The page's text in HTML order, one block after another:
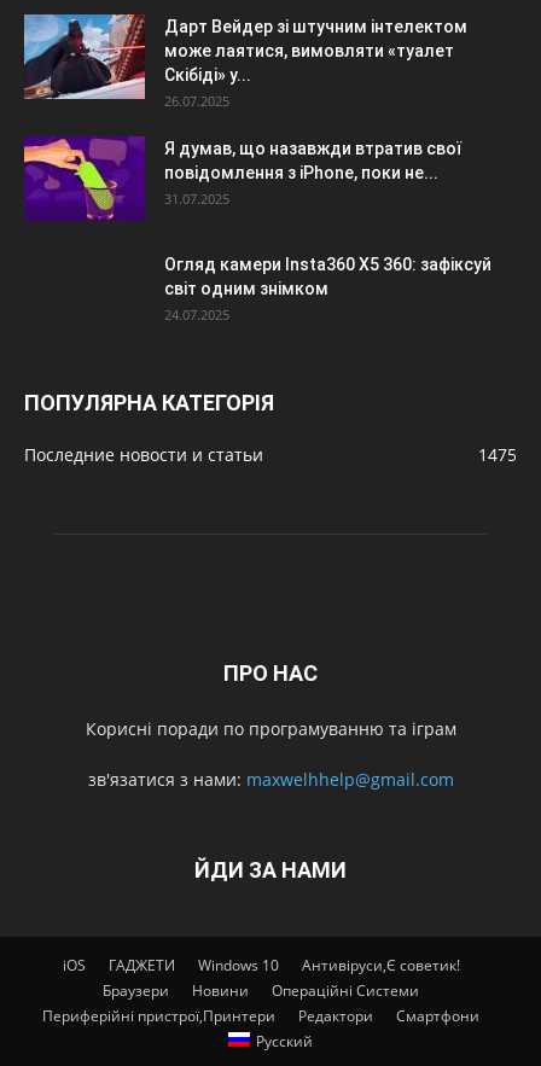
Дарт Вейдер зі штучним інтелектом
може лаятися, вимовляти «туалет
Скібіді» у...
26.07.2025
Я думав, що назавжди втратив свої
повідомлення з iPhone, поки не...
31.07.2025
Огляд камери Insta360 X5 360: зафіксуй
світ одним знімком
24.07.2025
ПОПУЛЯРНА КАТЕГОРІЯ
Последние новости и статьи 1475
ПРО НАС
Корисні поради по програмуванню та іграм
зв'язатися з нами: maxwelhhelp@gmail.com
ЙДИ ЗА НАМИ
iOS ГАДЖЕТИ Windows 10
Антивіруси,Є советик!
Браузери
Новини
Операційні Системи
Периферійні пристрої,Принтери
Редактори
Смартфони
Русский